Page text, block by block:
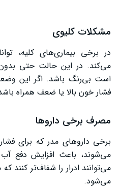
مشکلات کلیوی
در برخی بیماری‌های کلیه،
می‌کند. در این حالت حتی
است بی‌رنگ باشد. اگر این
فشار خون بالا یا ضعف همراه
مصرف برخی داروها
برخی داروهای مدر که برای
می‌شوند، باعث افزایش دفع
می‌توانند ادرار را شفاف‌تر کنند
می‌شود.